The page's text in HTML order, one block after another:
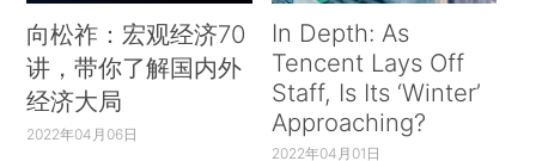
向松祚：宏观经济70
讲，带你了解国内外
经济大局
2022年04月06日
In Depth: As
Tencent Lays Off
Staff, Is Its ‘Winter’
Approaching?
2022年04月01日